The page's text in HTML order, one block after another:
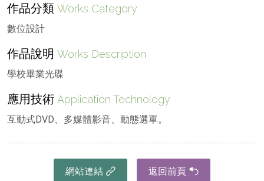
作品分類 Works Category
數位設計
作品說明 Works Description
學校畢業光碟
應用技術 Application Technology
互動式DVD、多媒體影音、動態選單。
網站連結 返回前頁